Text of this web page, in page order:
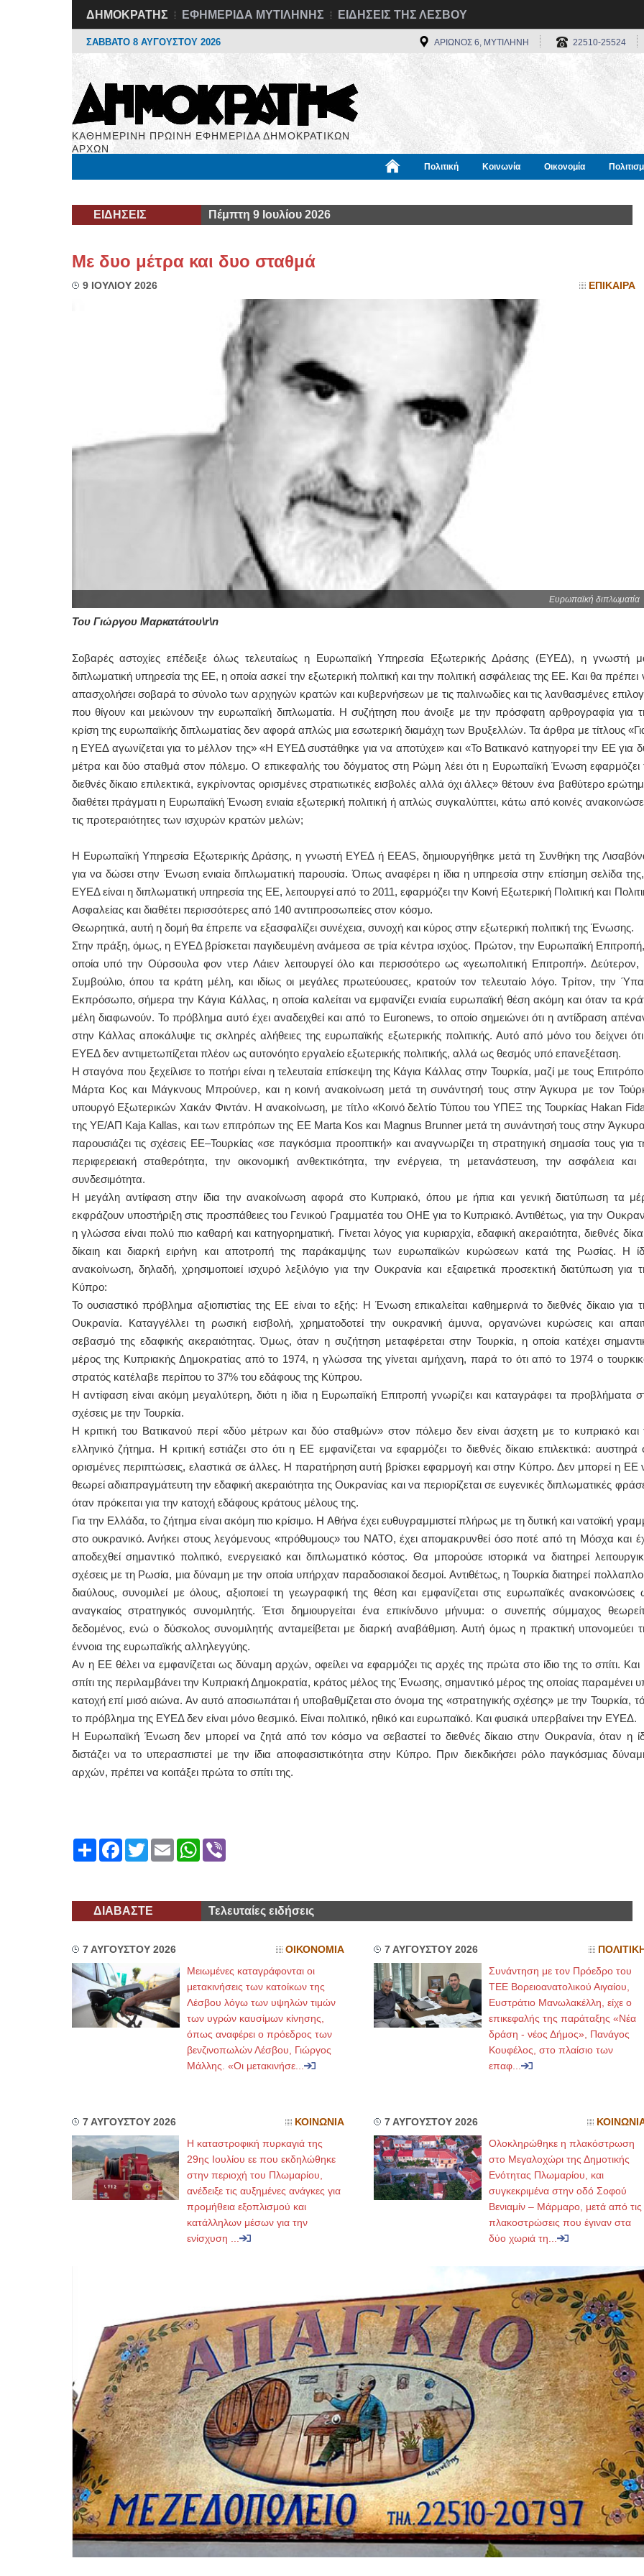
ΔΗΜΟΚΡΑΤΗΣ ΕΦΗΜΕΡΙΔΑ ΜΥΤΙΛΗΝΗΣ ΕΙΔΗΣΕΙΣ ΤΗΣ ΛΕΣΒΟΥ
ΣΑΒΒΑΤΟ 8 ΑΥΓΟΥΣΤΟΥ 2026 ΑΡΙΩΝΟΣ 6, ΜΥΤΙΛΗΝΗ 22510-25524
ΚΑΘΗΜΕΡΙΝΗ ΠΡΩΙΝΗ ΕΦΗΜΕΡΙΔΑ ΔΗΜΟΚΡΑΤΙΚΩΝ
ΑΡΧΩΝ
Πολιτική Κοινωνία Οικονομία
ΕΙΔΗΣΕΙΣ Πέμπτη 9 Ιουλίου 2026
Με δυο μέτρα και δυο σταθμά
9 ΙΟΥΛΙΟΥ 2026 ΕΠΙΚΑΙΡΑ
Ευρωπαϊκή διπλωματία
Του Γιώργου Μαρκατάτου\r\n
Σοβαρές αστοχίες επέδειξε όλως τελευταίως η Ευρωπαϊκή Υπηρεσία Εξωτερικής Δράσης (ΕΥΕΔ), η γνωστή
διπλωματική υπηρεσία της ΕΕ, η οποία ασκεί την εξωτερική πολιτική και την πολιτική ασφάλειας της ΕΕ. Και θα πρέπει
απασχολήσει σοβαρά το σύνολο των αρχηγών κρατών και κυβερνήσεων με τις παλινωδίες και τις λανθασμένες
που θίγουν και μειώνουν την ευρωπαϊκή διπλωματία. Η συζήτηση που άνοιξε με την πρόσφατη αρθρογραφία για
κρίση της ευρωπαϊκής διπλωματίας δεν αφορά απλώς μια εσωτερική διαμάχη των Βρυξελλών. Τα άρθρα με τίτλους
η ΕΥΕΔ αγωνίζεται για το μέλλον της» «Η ΕΥΕΔ συστάθηκε για να αποτύχει» και «Το Βατικανό κατηγορεί την ΕΕ για
μέτρα και δύο σταθμά στον πόλεμο. Ο επικεφαλής του δόγματος στη Ρώμη λέει ότι η Ευρωπαϊκή Ένωση εφαρμόζει
διεθνές δίκαιο επιλεκτικά, εγκρίνοντας ορισμένες στρατιωτικές εισβολές αλλά όχι άλλες» θέτουν ένα βαθύτερο
διαθέτει πράγματι η Ευρωπαϊκή Ένωση ενιαία εξωτερική πολιτική ή απλώς συγκαλύπτει, κάτω από κοινές
τις προτεραιότητες των ισχυρών κρατών μελών;
Η Ευρωπαϊκή Υπηρεσία Εξωτερικής Δράσης, η γνωστή ΕΥΕΔ ή EEAS, δημιουργήθηκε μετά τη Συνθήκη της
για να δώσει στην Ένωση ενιαία διπλωματική παρουσία. Όπως αναφέρει η ίδια η υπηρεσία στην επίσημη σελίδα
ΕΥΕΔ είναι η διπλωματική υπηρεσία της ΕΕ, λειτουργεί από το 2011, εφαρμόζει την Κοινή Εξωτερική Πολιτική και
Ασφαλείας και διαθέτει περισσότερες από 140 αντιπροσωπείες στον κόσμο.
Θεωρητικά, αυτή η δομή θα έπρεπε να εξασφαλίζει συνέχεια, συνοχή και κύρος στην εξωτερική πολιτική της Ένωσης.
Στην πράξη, όμως, η ΕΥΕΔ βρίσκεται παγιδευμένη ανάμεσα σε τρία κέντρα ισχύος. Πρώτον, την Ευρωπαϊκή
οποία υπό την Ούρσουλα φον ντερ Λάιεν λειτουργεί όλο και περισσότερο ως «γεωπολιτική Επιτροπή». Δεύτερον,
Συμβούλιο, όπου τα κράτη μέλη, και ιδίως οι μεγάλες πρωτεύουσες, κρατούν τον τελευταίο λόγο. Τρίτον, την
Εκπρόσωπο, σήμερα την Κάγια Κάλλας, η οποία καλείται να εμφανίζει ενιαία ευρωπαϊκή θέση ακόμη και όταν τα
μέλη διαφωνούν. Το πρόβλημα αυτό έχει αναδειχθεί και από το Euronews, το οποίο σημειώνει ότι η αντίδραση
στην Κάλλας αποκάλυψε τις σκληρές αλήθειες της ευρωπαϊκής εξωτερικής πολιτικής. Αυτό από μόνο του δείχνει
ΕΥΕΔ δεν αντιμετωπίζεται πλέον ως αυτονόητο εργαλείο εξωτερικής πολιτικής, αλλά ως θεσμός υπό επανεξέταση.
Η σταγόνα που ξεχείλισε το ποτήρι είναι η τελευταία επίσκεψη της Κάγια Κάλλας στην Τουρκία, μαζί με τους
Μάρτα Κος και Μάγκνους Μπρούνερ, και η κοινή ανακοίνωση μετά τη συνάντησή τους στην Άγκυρα με τον
υπουργό Εξωτερικών Χακάν Φιντάν. Η ανακοίνωση, με τίτλο «Κοινό δελτίο Τύπου του ΥΠΕΞ της Τουρκίας Hakan
της ΥΕ/ΑΠ Kaja Kallas, και των επιτρόπων της ΕΕ Marta Kos και Magnus Brunner μετά τη συνάντησή τους στην
παρουσιάζει τις σχέσεις ΕΕ–Τουρκίας «σε παγκόσμια προοπτική» και αναγνωρίζει τη στρατηγική σημασία τους για
περιφερειακή σταθερότητα, την οικονομική ανθεκτικότητα, την ενέργεια, τη μετανάστευση, την ασφάλεια και
συνδεσιμότητα.
Η μεγάλη αντίφαση στην ίδια την ανακοίνωση αφορά στο Κυπριακό, όπου με ήπια και γενική διατύπωση τα
εκφράζουν υποστήριξη στις προσπάθειες του Γενικού Γραμματέα του ΟΗΕ για το Κυπριακό. Αντιθέτως, για την
η γλώσσα είναι πολύ πιο καθαρή και κατηγορηματική. Γίνεται λόγος για κυριαρχία, εδαφική ακεραιότητα, διεθνές
δίκαιη και διαρκή ειρήνη και αποτροπή της παράκαμψης των ευρωπαϊκών κυρώσεων κατά της Ρωσίας. Η
ανακοίνωση, δηλαδή, χρησιμοποιεί ισχυρό λεξιλόγιο για την Ουκρανία και εξαιρετικά προσεκτική διατύπωση για
Κύπρο:
Το ουσιαστικό πρόβλημα αξιοπιστίας της ΕΕ είναι το εξής: Η Ένωση επικαλείται καθημερινά το διεθνές δίκαιο για
Ουκρανία. Καταγγέλλει τη ρωσική εισβολή, χρηματοδοτεί την ουκρανική άμυνα, οργανώνει κυρώσεις και
σεβασμό της εδαφικής ακεραιότητας. Όμως, όταν η συζήτηση μεταφέρεται στην Τουρκία, η οποία κατέχει
μέρος της Κυπριακής Δημοκρατίας από το 1974, η γλώσσα της γίνεται αμήχανη, παρά το ότι από το 1974 ο
στρατός κατέλαβε περίπου το 37% του εδάφους της Κύπρου.
Η αντίφαση είναι ακόμη μεγαλύτερη, διότι η ίδια η Ευρωπαϊκή Επιτροπή γνωρίζει και καταγράφει τα προβλήματα
σχέσεις με την Τουρκία.
Η κριτική του Βατικανού περί «δύο μέτρων και δύο σταθμών» στον πόλεμο δεν είναι άσχετη με το κυπριακό και
ελληνικό ζήτημα. Η κριτική εστιάζει στο ότι η ΕΕ εμφανίζεται να εφαρμόζει το διεθνές δίκαιο επιλεκτικά: αυστηρά
ορισμένες περιπτώσεις, ελαστικά σε άλλες. Η παρατήρηση αυτή βρίσκει εφαρμογή και στην Κύπρο. Δεν μπορεί η ΕΕ
θεωρεί αδιαπραγμάτευτη την εδαφική ακεραιότητα της Ουκρανίας και να περιορίζεται σε ευγενικές διπλωματικές
όταν πρόκειται για την κατοχή εδάφους κράτους μέλους της.
Για την Ελλάδα, το ζήτημα είναι ακόμη πιο κρίσιμο. Η Αθήνα έχει ευθυγραμμιστεί πλήρως με τη δυτική και νατοϊκή
στο ουκρανικό. Ανήκει στους λεγόμενους «πρόθυμους» του ΝΑΤΟ, έχει απομακρυνθεί όσο ποτέ από τη Μόσχα και
αποδεχθεί σημαντικό πολιτικό, ενεργειακό και διπλωματικό κόστος. Θα μπορούσε ιστορικά να διατηρεί
σχέσεις με τη Ρωσία, μια δύναμη με την οποία υπήρχαν παραδοσιακοί δεσμοί. Αντιθέτως, η Τουρκία διατηρεί
διαύλους, συνομιλεί με όλους, αξιοποιεί τη γεωγραφική της θέση και εμφανίζεται στις ευρωπαϊκές ανακοινώσεις
αναγκαίος στρατηγικός συνομιλητής. Έτσι δημιουργείται ένα επικίνδυνο μήνυμα: ο συνεπής σύμμαχος
δεδομένος, ενώ ο δύσκολος συνομιλητής ανταμείβεται με διαρκή αναβάθμιση. Αυτή όμως η πρακτική υπονομεύει
έννοια της ευρωπαϊκής αλληλεγγύης.
Αν η ΕΕ θέλει να εμφανίζεται ως δύναμη αρχών, οφείλει να εφαρμόζει τις αρχές της πρώτα στο ίδιο της το σπίτι. Και
σπίτι της περιλαμβάνει την Κυπριακή Δημοκρατία, κράτος μέλος της Ένωσης, σημαντικό μέρος της οποίας παραμένει
κατοχή επί μισό αιώνα. Αν αυτό αποσιωπάται ή υποβαθμίζεται στο όνομα της «στρατηγικής σχέσης» με την Τουρκία,
το πρόβλημα της ΕΥΕΔ δεν είναι μόνο θεσμικό. Είναι πολιτικό, ηθικό και ευρωπαϊκό. Και φυσικά υπερβαίνει την ΕΥΕΔ.
Η Ευρωπαϊκή Ένωση δεν μπορεί να ζητά από τον κόσμο να σεβαστεί το διεθνές δίκαιο στην Ουκρανία, όταν η
διστάζει να το υπερασπιστεί με την ίδια αποφασιστικότητα στην Κύπρο. Πριν διεκδικήσει ρόλο παγκόσμιας
αρχών, πρέπει να κοιτάξει πρώτα το σπίτι της.
ShareFacebook
TwitterEmailWhatsApp
Viber
ΔΙΑΒΑΣΤΕ Τελευταίες ειδήσεις
7 ΑΥΓΟΥΣΤΟΥ 2026 ΟΙΚΟΝΟΜΙΑ
Μειωμένες καταγράφονται οι
μετακινήσεις των κατοίκων της
Λέσβου λόγω των υψηλών τιμών
των υγρών καυσίμων κίνησης,
όπως αναφέρει ο πρόεδρος των
βενζινοπωλών Λέσβου, Γιώργος
Μάλλης. «Οι μετακινήσε...
7 ΑΥΓΟΥΣΤΟΥ 2026 ΠΟΛΙΤΙΚΗ
Συνάντηση με τον Πρόεδρο του
ΤΕΕ Βορειοανατολικού Αιγαίου,
Ευστράτιο Μανωλακέλλη, είχε ο
επικεφαλής της παράταξης «Νέα
δράση - νέος Δήμος», Πανάγος
Κουφέλος, στο πλαίσιο των
επαφ...
7 ΑΥΓΟΥΣΤΟΥ 2026 ΚΟΙΝΩΝΙΑ
Η καταστροφική πυρκαγιά της
29ης Ιουλίου εε που εκδηλώθηκε
στην περιοχή του Πλωμαρίου,
ανέδειξε τις αυξημένες ανάγκες για
προμήθεια εξοπλισμού και
κατάλληλων μέσων για την
ενίσχυση ...
7 ΑΥΓΟΥΣΤΟΥ 2026
Ολοκληρώθηκε η πλακόστρωση
στο Μεγαλοχώρι της Δημοτικής
Ενότητας Πλωμαρίου, και
συγκεκριμένα στην οδό Σοφού
Βενιαμίν – Μάρμαρο, μετά από τις
πλακοστρώσεις που έγιναν στα
δύο χωριά τη...
ΙΩΑΝΝΗΣ Α. ΜΑΛΛΙΑΣ
ΧΕΙΡΟΥΡΓΟΣ
ΟΦΘΑΛΜΙΑΤΡΟΣ
Διδάκτωρ Ιατρικής Σχολής
Πανεπιστημίου Αθηνών
Καλλιπόλεως 3,Νέα Σμύρνη,
τηλ:210-9320215
Καβέτσου 10, Μυτιλήνη, τηλ:
2251038065
Χειρουργός Ωτορινολαρυγγολόγος
Διπλωματούχος Ευρ.Ακαδημίας
2102467085 & 6938502258
email- elenboumpa@gmail.com